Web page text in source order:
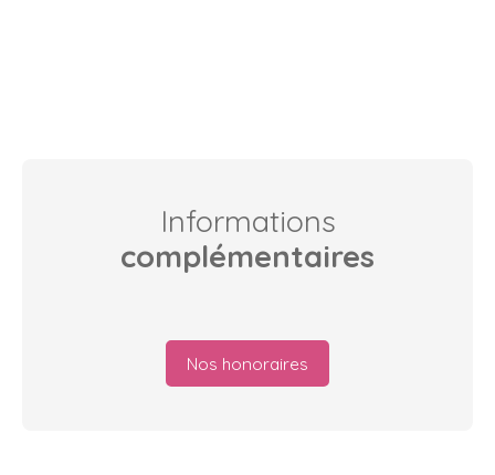
Informations
complémentaires
Nos honoraires